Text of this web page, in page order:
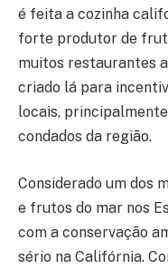
é feita a cozinha
forte produtor de
muitos restaurantes
criado lá para
locais,
condados da região.
Considerado um dos
e frutos do mar nos
com a conservação
sério na Califórnia.